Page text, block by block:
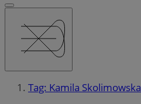
Tag: Kamila Skolimowska